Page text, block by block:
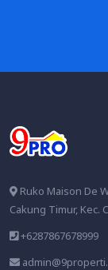
Ruko Maison De
Cakung Timur, Kec.
+6287867678999